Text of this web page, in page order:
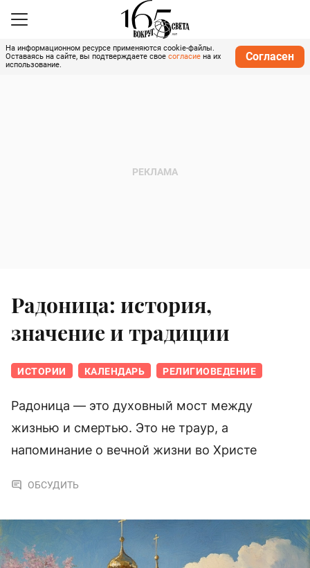
На информационном ресурсе применяются cookie-файлы.
Оставаясь на сайте, вы подтверждаете свое согласие на их
использование.
Согласен
Радоница: история,
значение и традиции
ИСТОРИИ КАЛЕНДАРЬ РЕЛИГИОВЕДЕНИЕ
Радоница — это духовный мост между
жизнью и смертью. Это не траур, а
напоминание о вечной жизни во Христе
ОБСУДИТЬ